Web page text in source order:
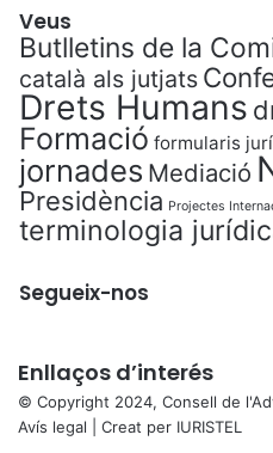
Veus
Butlletins de la
català als jutjats
Drets Humans
Formació formularis
jornades Mediació
Presidència Projectes
terminologia
Segueix-nos
Enllaços d’interés
© Copyright 2024, Consell de
Avís legal | Creat per IURISTEL